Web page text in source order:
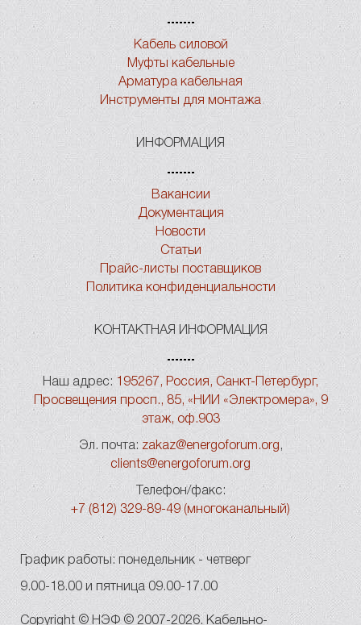
Кабель силовой
Муфты кабельные
Арматура кабельная
Инструменты для монтажа
ИНФОРМАЦИЯ
Вакансии
Документация
Новости
Статьи
Прайс-листы поставщиков
Политика конфиденциальности
КОНТАКТНАЯ ИНФОРМАЦИЯ
Наш адрес: 195267, Россия, Санкт-Петербург,
Просвещения просп., 85, «НИИ «Электромера», 9
этаж, оф.903
Эл. почта: zakaz@energoforum.org ,
clients@energoforum.org
Телефон/факс:
+7 (812) 329-89-49 (многоканальный)
График работы: понедельник - четверг
9.00-18.00 и пятница 09.00-17.00
Copyright © НЭФ © 2007-2026. Кабельно-